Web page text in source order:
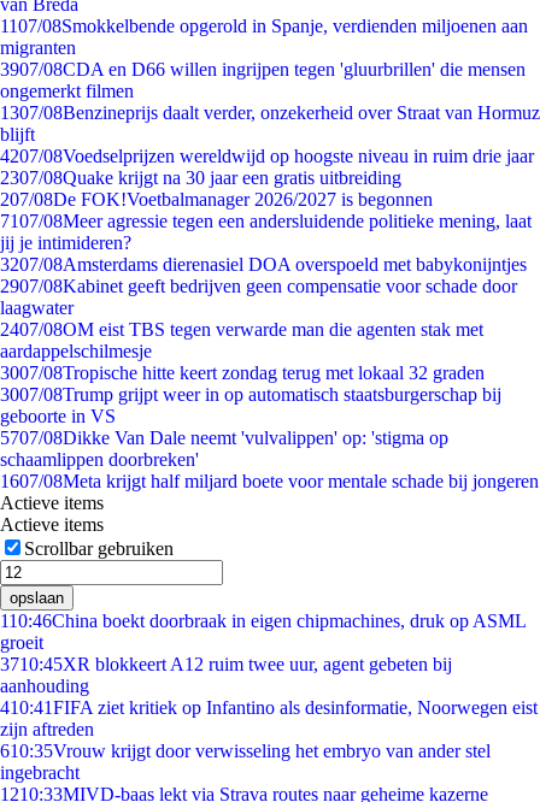
van Breda
1107/08Smokkelbende opgerold in Spanje, verdienden miljoenen aan
migranten
3907/08CDA en D66 willen ingrijpen tegen 'gluurbrillen' die mensen
ongemerkt filmen
1307/08Benzineprijs daalt verder, onzekerheid over Straat van Hormuz
blijft
4207/08Voedselprijzen wereldwijd op hoogste niveau in ruim drie jaar
2307/08Quake krijgt na 30 jaar een gratis uitbreiding
207/08De FOK!Voetbalmanager 2026/2027 is begonnen
7107/08Meer agressie tegen een andersluidende politieke mening, laat
jij je intimideren?
3207/08Amsterdams dierenasiel DOA overspoeld met babykonijntjes
2907/08Kabinet geeft bedrijven geen compensatie voor schade door
laagwater
2407/08OM eist TBS tegen verwarde man die agenten stak met
aardappelschilmesje
3007/08Tropische hitte keert zondag terug met lokaal 32 graden
3007/08Trump grijpt weer in op automatisch staatsburgerschap bij
geboorte in VS
5707/08Dikke Van Dale neemt 'vulvalippen' op: 'stigma op
schaamlippen doorbreken'
1607/08Meta krijgt half miljard boete voor mentale schade bij jongeren
Actieve items
Actieve items
Scrollbar gebruiken
opslaan
110:46China boekt doorbraak in eigen chipmachines, druk op ASML
groeit
3710:45XR blokkeert A12 ruim twee uur, agent gebeten bij
aanhouding
410:41FIFA ziet kritiek op Infantino als desinformatie, Noorwegen eist
zijn aftreden
610:35Vrouw krijgt door verwisseling het embryo van ander stel
ingebracht
1210:33MIVD-baas lekt via Strava routes naar geheime kazerne